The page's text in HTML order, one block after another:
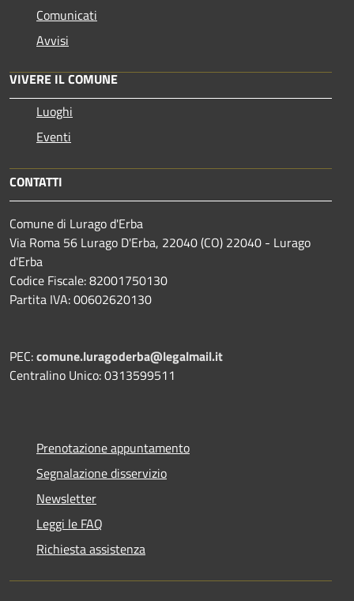
Comunicati
Avvisi
VIVERE IL COMUNE
Luoghi
Eventi
CONTATTI
Comune di Lurago d'Erba
Via Roma 56 Lurago D'Erba, 22040 (CO) 22040 - Lurago
d'Erba
Codice Fiscale: 82001750130
Partita IVA: 00602620130
PEC:comune.luragoderba@legalmail.it
Centralino Unico: 0313599511
Prenotazione appuntamento
Segnalazione disservizio
Newsletter
Leggi le FAQ
Richiesta assistenza